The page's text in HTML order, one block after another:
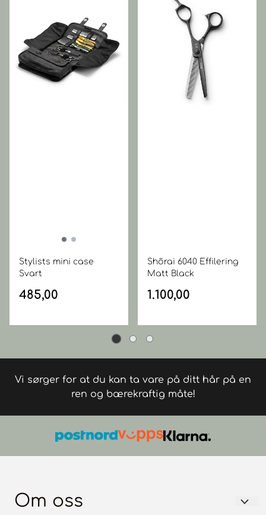
Stylists mini case
Svart
485,00
Shõrai 6040 Effilering
Matt Black
1.100,00
Vi sørger for at du kan ta vare på ditt hår på en
ren og bærekraftig måte!
Om oss